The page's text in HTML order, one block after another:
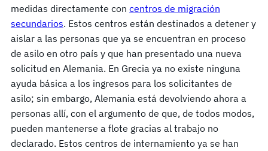
medidas directamente con centros de migración
secundarios. Estos centros están destinados a detener y
aislar a las personas que ya se encuentran en proceso
de asilo en otro país y que han presentado una nueva
solicitud en Alemania. En Grecia ya no existe ninguna
ayuda básica a los ingresos para los solicitantes de
asilo; sin embargo, Alemania está devolviendo ahora a
personas allí, con el argumento de que, de todos modos,
pueden mantenerse a flote gracias al trabajo no
declarado. Estos centros de internamiento ya se han